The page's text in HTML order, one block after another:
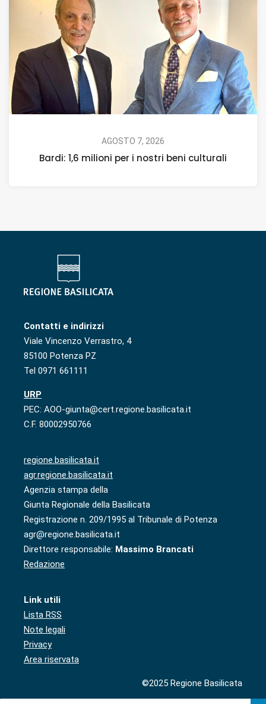
AGOSTO 7, 2026
Bardi: 1,6 milioni per i nostri beni culturali
Contatti e indirizzi
Viale Vincenzo Verrastro, 4
85100 Potenza PZ
Tel 0971 661111
URP
PEC: AOO-giunta@cert.regione.basilicata.it
C.F. 80002950766
regione.basilicata.it
agr.regione.basilicata.it
Agenzia stampa della
Giunta Regionale della Basilicata
Registrazione n. 209/1995 al Tribunale di Potenza
agr@regione.basilicata.it
Direttore responsabile: Massimo Brancati
Redazione
Link utili
Lista RSS
Note legali
Privacy
Area riservata
©2025 Regione Basilicata